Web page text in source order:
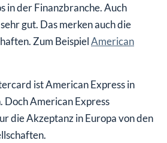
in der Finanzbranche. Auch
gut. Das merken auch die
Zum BeispielAmerican
ist American Express in
Doch American Express
die Akzeptanz in Europa von den